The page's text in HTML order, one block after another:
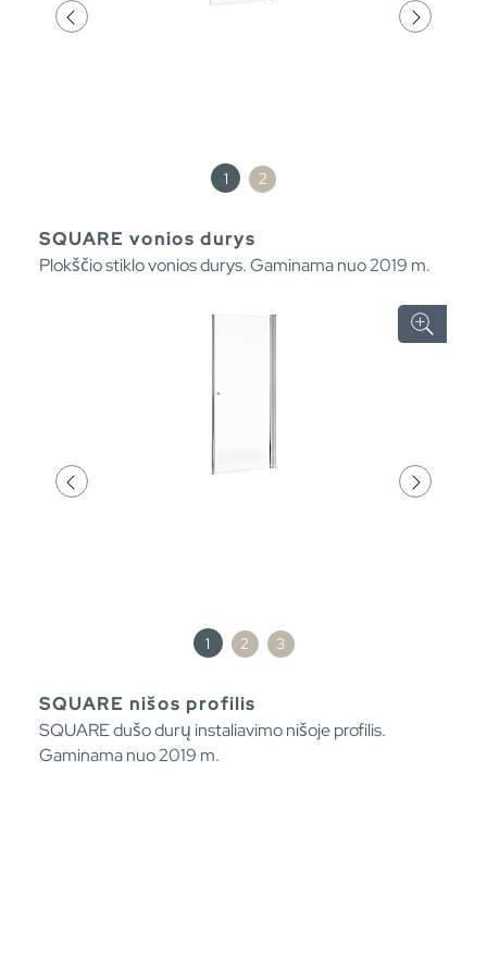
1 2
SQUARE vonios durys
Plokščio stiklo vonios durys. Gaminama nuo 2019 m.
1 2 3
SQUARE nišos profilis
SQUARE dušo durų instaliavimo nišoje profilis.
Gaminama nuo 2019 m.